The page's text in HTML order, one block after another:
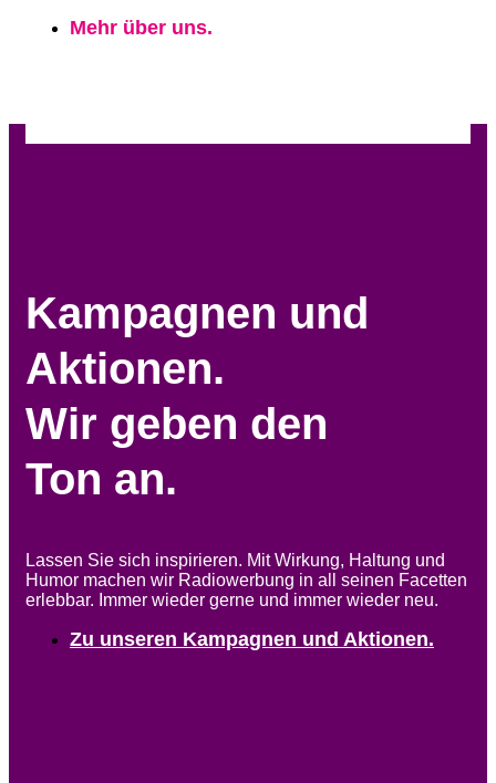
Mehr über uns.
Kampagnen und
Aktionen.
Wir geben den
Ton an.
Lassen Sie sich inspirieren. Mit Wirkung, Haltung und
Humor machen wir Radiowerbung in all seinen Facetten
erlebbar. Immer wieder gerne und immer wieder neu.
Zu unseren Kampagnen und Aktionen.